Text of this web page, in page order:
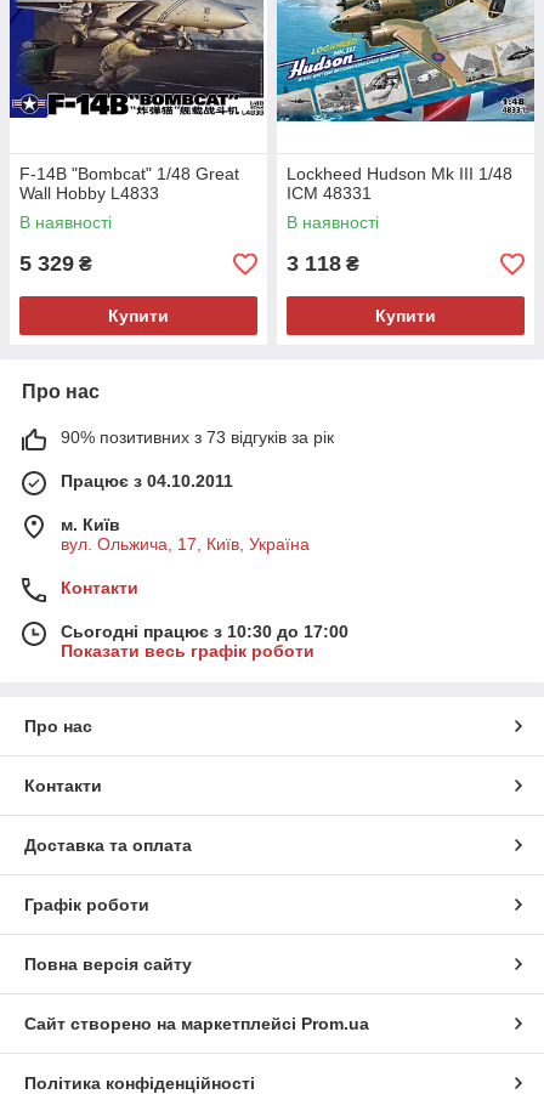
F-14B "Bombcat" 1/48 Great
Wall Hobby L4833
В наявності
5 329 ₴
Купити
Lockheed Hudson Mk III 1/48
ICM 48331
В наявності
3 118 ₴
Купити
Про нас
90% позитивних з 73 відгуків за рік
Працює з 04.10.2011
м. Київ
вул. Ольжича, 17, Київ, Україна
Контакти
Сьогодні працює з 10:30 до 17:00
Показати весь графік роботи
Про нас
Контакти
Доставка та оплата
Графік роботи
Повна версія сайту
Сайт створено на маркетплейсі Prom.ua
Політика конфіденційності